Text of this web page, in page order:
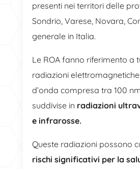
presenti nei territori delle
Sondrio, Varese, Novara,
generale in Italia.
Le ROA fanno riferimento a
radiazioni
d’onda compresa tra 100
suddivise in radiazioni
e infrarosse.
Queste radiazioni possono
rischi significativi per la